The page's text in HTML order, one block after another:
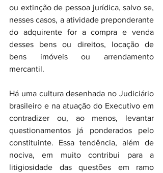
ou extinção de pessoa jurídica, salvo se,
nesses casos, a atividade preponderante
do adquirente for a compra e venda
desses bens ou direitos, locação de
bens imóveis ou arrendamento
mercantil.
Há uma cultura desenhada no Judiciário
brasileiro e na atuação do Executivo em
contradizer ou, ao menos, levantar
questionamentos já ponderados pelo
constituinte. Essa tendência, além de
nociva, em muito contribui para a
litigiosidade das questões em ramo